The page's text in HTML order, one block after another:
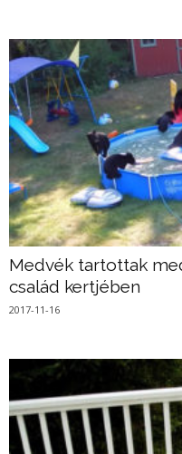
Medvék tartottak
család kertjében
2017-11-16